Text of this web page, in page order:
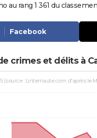
au rang 1 361 du
Facebook
crimes et délits à
(source : Linternaute.com d'après le